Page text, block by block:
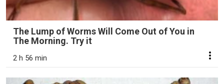
The Lump of Worms Will Come Out of You in
The Morning. Try it
2 h 56 min